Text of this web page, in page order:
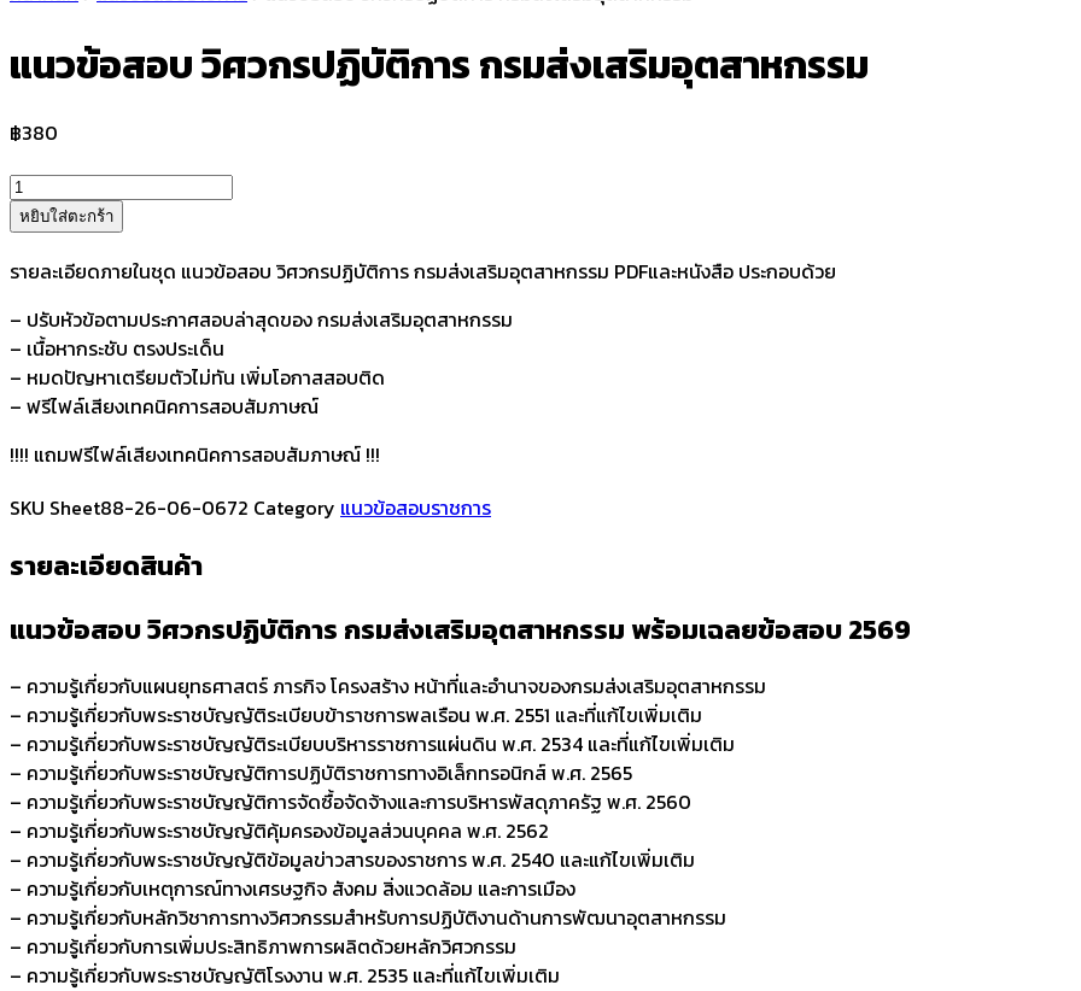
แนวข้อสอบ วิศวกรปฏิบัติการ กรมส่งเสริมอุตสาหกรรม
฿380
จำนวน
แนว
ข้อสอบ
วิศวกร
การ
กรม
ส่ง
เสริม
อุตสาหกรรม
หยิบใส่ตะกร้า
รายละเอียดภายในชุด แนวข้อสอบ วิศวกรปฏิบัติการ กรมส่งเสริมอุตสาหกรรม PDFและหนังสือ ประกอบด้วย
– ปรับหัวข้อตามประกาศสอบล่าสุดของ กรมส่งเสริมอุตสาหกรรม
– เนื้อหากระชับ ตรงประเด็น
– หมดปัญหาเตรียมตัวไม่ทัน เพิ่มโอกาสสอบติด
– ฟรีไฟล์เสียงเทคนิคการสอบสัมภาษณ์
!!!! แถมฟรีไฟล์เสียงเทคนิคการสอบสัมภาษณ์ !!!
SKU Sheet88-26-06-0672 Category แนวข้อสอบราชการ
รายละเอียดสินค้า
แนวข้อสอบ วิศวกรปฏิบัติการ กรมส่งเสริมอุตสาหกรรม พร้อมเฉลยข้อสอบ 2569
– ความรู้เกี่ยวกับแผนยุทธศาสตร์ ภารกิจ โครงสร้าง หน้าที่และอำนาจของกรมส่งเสริมอุตสาหกรรม
– ความรู้เกี่ยวกับพระราชบัญญัติระเบียบข้าราชการพลเรือน พ.ศ. 2551 และที่แก้ไขเพิ่มเติม
– ความรู้เกี่ยวกับพระราชบัญญัติระเบียบบริหารราชการแผ่นดิน พ.ศ. 2534 และที่แก้ไขเพิ่มเติม
– ความรู้เกี่ยวกับพระราชบัญญัติการปฏิบัติราชการทางอิเล็กทรอนิกส์ พ.ศ. 2565
– ความรู้เกี่ยวกับพระราชบัญญัติการจัดซื้อจัดจ้างและการบริหารพัสดุภาครัฐ พ.ศ. 2560
– ความรู้เกี่ยวกับพระราชบัญญัติคุ้มครองข้อมูลส่วนบุคคล พ.ศ. 2562
– ความรู้เกี่ยวกับพระราชบัญญัติข้อมูลข่าวสารของราชการ พ.ศ. 2540 และแก้ไขเพิ่มเติม
– ความรู้เกี่ยวกับเหตุการณ์ทางเศรษฐกิจ สังคม สิ่งแวดล้อม และการเมือง
– ความรู้เกี่ยวกับหลักวิชาการทางวิศวกรรมสำหรับการปฏิบัติงานด้านการพัฒนาอุตสาหกรรม
– ความรู้เกี่ยวกับการเพิ่มประสิทธิภาพการผลิตด้วยหลักวิศวกรรม
– ความรู้เกี่ยวกับพระราชบัญญัติโรงงาน พ.ศ. 2535 และที่แก้ไขเพิ่มเติม